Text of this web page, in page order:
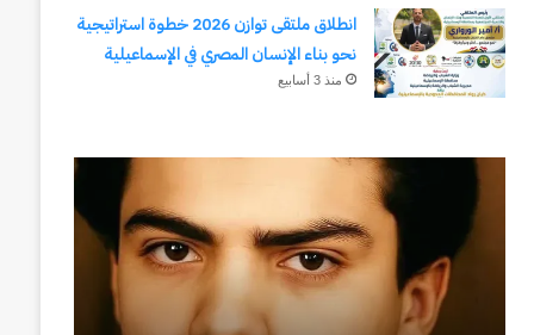
انطلاق ملتقى توازن 2026 خطوة استراتيجية
نحو بناء الإنسان المصري في الإسماعيلية
منذ 3 أسابيع
مدرسةِ